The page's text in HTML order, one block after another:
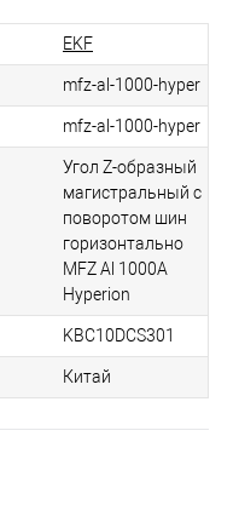
EKF
mfz-al-1000-hyper
mfz-al-1000-hyper
Угол Z-образный
магистральный с
поворотом шин
горизонтально
MFZ Al 1000A
Hyperion
KBC10DCS301
Китай